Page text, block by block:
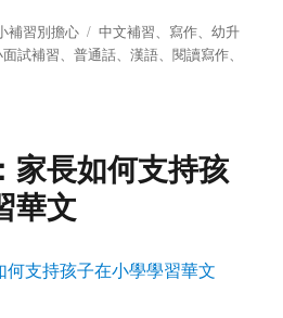
補習別擔心
标
签
中文補習、 寫作、幼升
試補習、普通話、漢語、閱讀寫作、
家長如何支持孩
華文